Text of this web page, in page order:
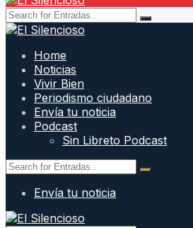
Home
Noticias
Vivir Bien
Periodismo ciudadano
Envía tu noticia
Podcast
Sin Libreto Podcast
Envía tu noticia